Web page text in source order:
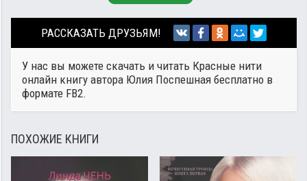
РАССКАЗАТЬ ДРУЗЬЯМ!
У нас вы можете скачать и читать Красные нити
онлайн книгу автора Юлия Поспешная бесплатно в
формате FB2.
ПОХОЖИЕ КНИГИ